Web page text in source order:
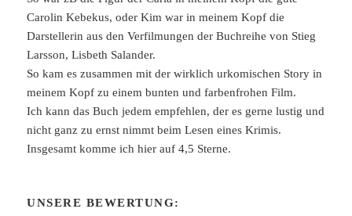
Carolin Kebekus, oder Kim war in meinem Kopf die
Darstellerin aus den Verfilmungen der Buchreihe von Stieg
Larsson, Lisbeth Salander.
So kam es zusammen mit der wirklich urkomischen Story in
meinem Kopf zu einem bunten und farbenfrohen Film.
Ich kann das Buch jedem empfehlen, der es gerne lustig und
nicht ganz zu ernst nimmt beim Lesen eines Krimis.
Insgesamt komme ich hier auf 4,5 Sterne.
UNSERE BEWERTUNG: